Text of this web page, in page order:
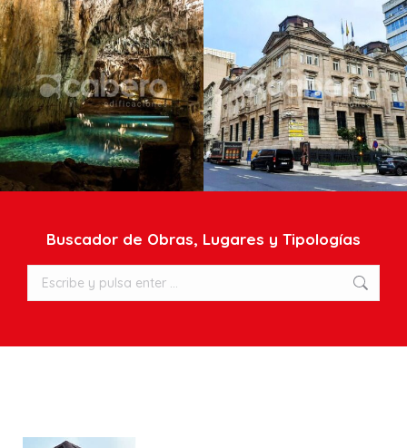
Buscador de Obras, Lugares y Tipologías
Buscar: